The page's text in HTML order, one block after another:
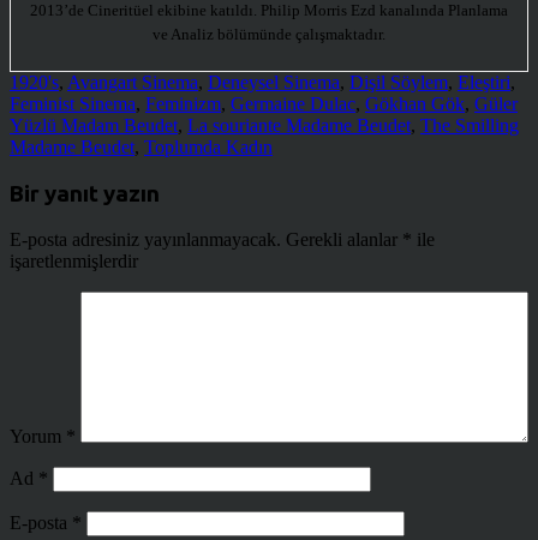
2013’de Cineritüel ekibine katıldı. Philip Morris Ezd kanalında Planlama
ve Analiz bölümünde çalışmaktadır.
1920's, Avangart Sinema, Deneysel Sinema, Dişil Söylem, Eleştiri,
Feminist Sinema, Feminizm, Germaine Dulac, Gökhan Gök, Güler
Yüzlü Madam Beudet, La souriante Madame Beudet, The Smilling
Madame Beudet, Toplumda Kadın
Bir yanıt yazın
E-posta adresiniz yayınlanmayacak. Gerekli alanlar * ile
işaretlenmişlerdir
Yorum *
Ad *
E-posta *